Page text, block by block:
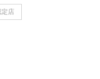
定店